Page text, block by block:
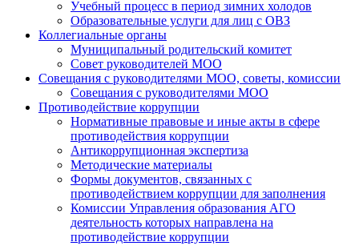
Учебный процесс в период зимних холодов
Образовательные услуги для лиц с ОВЗ
Коллегиальные органы
Муниципальный родительский комитет
Совет руководителей МОО
Совещания с руководителями МОО, советы, комиссии
Совещания с руководителями МОО
Противодействие коррупции
Нормативные правовые и иные акты в сфере
противодействия коррупции
Антикоррупционная экспертиза
Методические материалы
Формы документов, связанных с
противодействием коррупции для заполнения
Комиссии Управления образования АГО
деятельность которых направлена на
противодействие коррупции